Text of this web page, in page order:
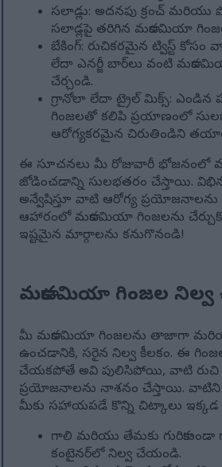
సలాడ్లు: అదనపు క్రంచ్
సలాడ్లపై తరిగిన మకాడమియా
బేకింగ్: రుచికరమైన ట్విస్ట్ కోసం
లేదా ఎనర్జీ బార్‌లు వంటి
చేర్చండి.
గ్రానోలా లేదా ట్రైల్ మిక్స్: ఎండిన
గింజలతో కలిపి ప్రయాణంలో
ఆరోగ్యకరమైన చిరుతిండిని
ఈ సూచనలు మీ రోజువారీ భోజనంలో
జోడించడాన్ని సులభతరం చేస్తాయి.
అన్వేషిస్తూ వాటి ఆరోగ్య
ఆహారంలో మకాడమియా గింజలను
ఇష్టమైన మార్గాలను కనుగొనండి!
మకాడమియా గింజల నిల్వ
మీ మకాడమియా గింజలను తాజాగా
ఉంచడానికి, సరైన నిల్వ కీలకం. ఈ
చేయకపోతే అవి పులిసిపోయి, వాటి
ప్రయోజనాలను నాశనం చేస్తాయి.
మీకు సహాయపడే కొన్ని చిట్కాలు
గాలి మరియు తేమకు
కంటైనర్‌లో నిల్వ చేయండి.